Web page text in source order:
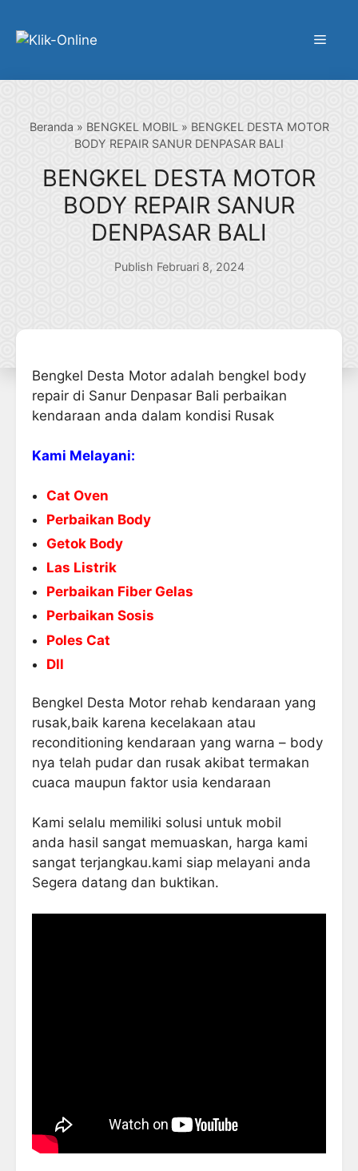
Menu
Beranda » BENGKEL MOBIL » BENGKEL DESTA MOTOR
BODY REPAIR SANUR DENPASAR BALI
BENGKEL DESTA MOTOR
BODY REPAIR SANUR
DENPASAR BALI
Publish Februari 8, 2024
Bengkel Desta Motor adalah bengkel body
repair di Sanur Denpasar Bali perbaikan
kendaraan anda dalam kondisi Rusak
Kami Melayani:
Cat Oven
Perbaikan Body
Getok Body
Las Listrik
Perbaikan Fiber Gelas
Perbaikan Sosis
Poles Cat
Dll
Bengkel Desta Motor rehab kendaraan yang
rusak,baik karena kecelakaan atau
reconditioning kendaraan yang warna – body
nya telah pudar dan rusak akibat termakan
cuaca maupun faktor usia kendaraan
Kami selalu memiliki solusi untuk mobil
anda hasil sangat memuaskan, harga kami
sangat terjangkau.kami siap melayani anda
Segera datang dan buktikan.